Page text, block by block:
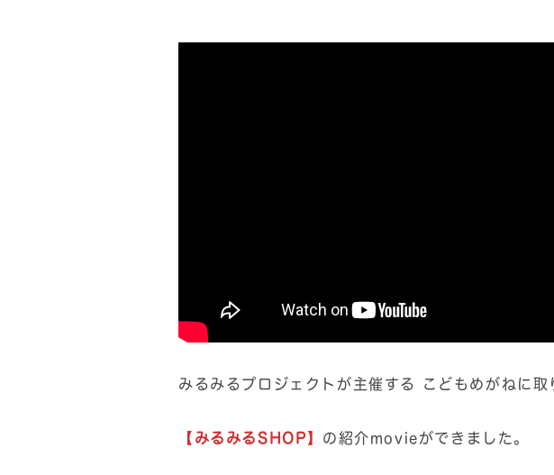
みるみるプロジェクトが主催する こどもめがねに取
【みるみるSHOP】 の紹介movieができました。